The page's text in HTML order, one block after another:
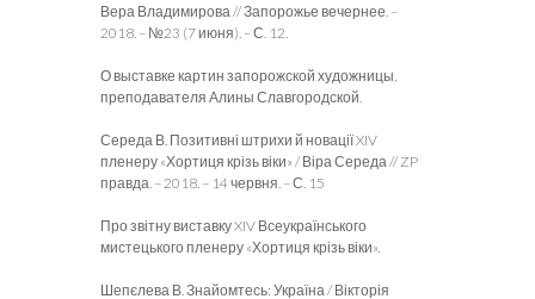
Вера Владимирова // Запорожье вечернее. –
2018. – №23 (7 июня). – С. 12.
О выставке картин запорожской художницы,
преподавателя Алины Славгородской.
Середа В. Позитивні штрихи й новації XIV
пленеру «Хортиця крізь віки» / Віра Середа // ZP
правда. – 2018. – 14 червня. – С. 15
Про звітну виставку XIV Всеукраїнського
мистецького пленеру «Хортиця крізь віки».
Шепєлева В. Знайомтесь: Україна / Вікторія